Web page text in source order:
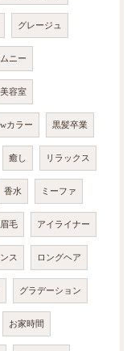
グレージュ
ニー
容室
wカラー 黒髪卒業
癒し リラックス
香水 ミーファ
眉毛 アイライナー
ス ロングヘア
グラデーション
お家時間